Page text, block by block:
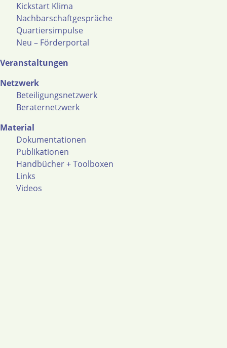
Kickstart Klima
Nachbarschaftgespräche
Quartiersimpulse
Neu – Förderportal
Veranstaltungen
Netzwerk
Beteiligungsnetzwerk
Beraternetzwerk
Material
Dokumentationen
Publikationen
Handbücher + Toolboxen
Links
Videos